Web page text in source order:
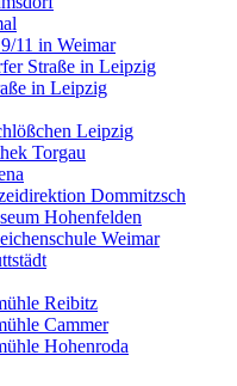
11 in Weimar
Straße in Leipzig
in Leipzig
Leipzig
Torgau
Dommitzsch
Hohenfelden
Weimar
Reibitz
Cammer
Hohenroda